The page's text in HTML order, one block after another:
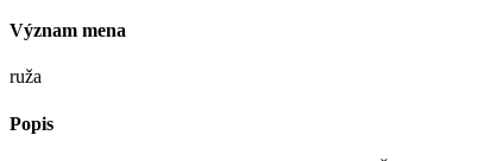
Význam mena
ruža
Popis